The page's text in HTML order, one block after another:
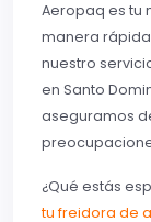
Aeropaq es tu
manera rápida
nuestro
en Santo
aseguramos
¿Qué estás
tu freidora de